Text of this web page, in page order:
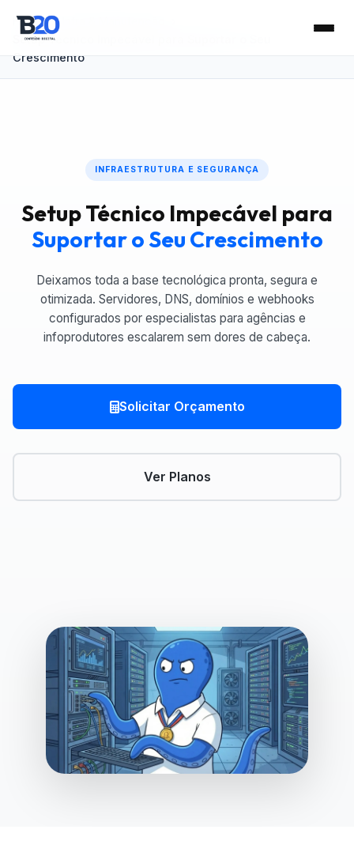
Home ›
Setup Técnico Impecável para Suportar o Seu
Crescimento
INFRAESTRUTURA E SEGURANÇA
Setup Técnico Impecável para
Suportar o Seu Crescimento
Deixamos toda a base tecnológica pronta, segura e
otimizada. Servidores, DNS, domínios e webhooks
configurados por especialistas para agências e
infoprodutores escalarem sem dores de cabeça.
Solicitar Orçamento
Ver Planos